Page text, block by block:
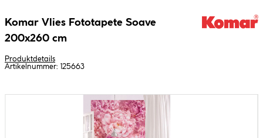
Komar Vlies Fototapete Soave
200x260 cm
Produktdetails
Artikelnummer: 125663
Bildergalerie überspringen